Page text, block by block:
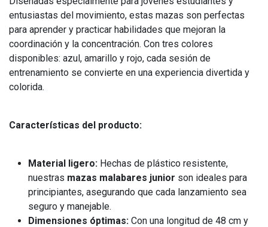
entusiastas del movimiento, estas mazas son perfectas
para aprender y practicar habilidades que mejoran la
coordinación y la concentración. Con tres colores
disponibles: azul, amarillo y rojo, cada sesión de
entrenamiento se convierte en una experiencia divertida y
colorida.
Características del producto:
Material ligero: Hechas de plástico resistente,
nuestras mazas malabares junior son ideales para
principiantes, asegurando que cada lanzamiento sea
seguro y manejable.
Dimensiones óptimas: Con una longitud de 48 cm y